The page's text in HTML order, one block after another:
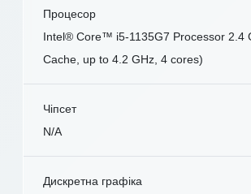
Процесор
Intel® Core™ i5-1135G7 Processor 2.4
Cache, up to 4.2 GHz, 4 cores)
Чіпсет
N/A
Дискретна графіка